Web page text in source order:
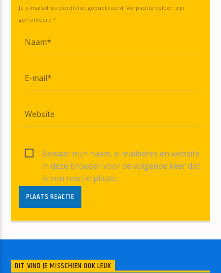
Je e-mailadres wordt niet gepubliceerd. Verplichte velden zijn
gemarkeerd *
Bewaar mijn naam, e-mailadres en website
in deze browser voor de volgende keer dat
ik een reactie plaats.
DIT VIND JE MISSCHIEN OOK LEUK